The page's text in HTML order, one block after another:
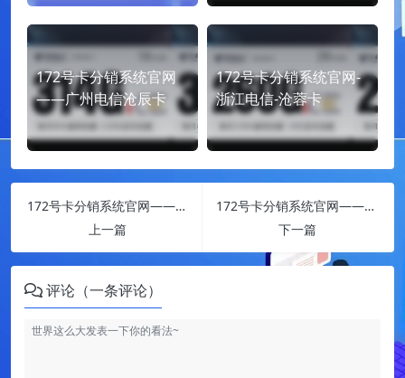
172号卡分销系统官网
——广州电信沧辰卡
172号卡分销系统官网-
浙江电信-沧蓉卡
172号卡分销系统官网——浙江联通沧爆卡
上一篇
172号卡分销系统官网——浙江电信沧乐卡
下一篇
评论（一条评论）